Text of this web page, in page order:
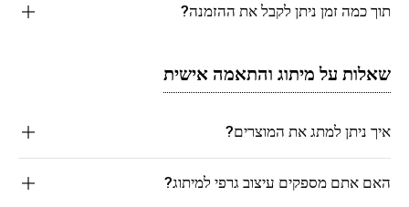
תוך כמה זמן ניתן לקבל את ההזמנה?
שאלות על מיתוג והתאמה אישית
איך ניתן למתג את המוצרים?
האם אתם מספקים עיצוב גרפי למיתוג?